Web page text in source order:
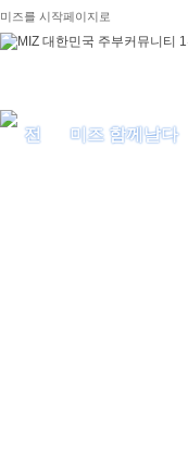
미즈를 시작페이지로
미즈 함께날다